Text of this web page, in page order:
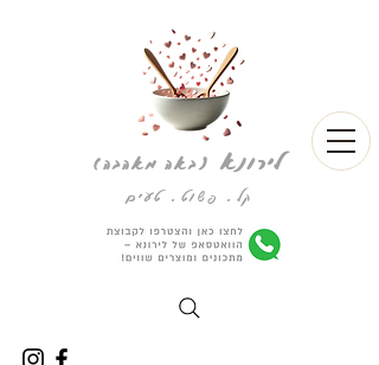
לירונא(באה מאהבה)
קל. פשוט. טעים